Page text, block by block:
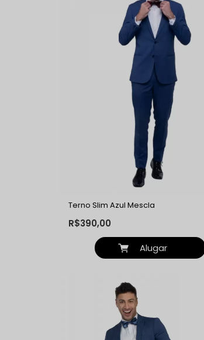
Terno Slim Azul Mescla
R$390,00
Alugar